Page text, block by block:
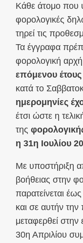
Κάθε άτομο που
φορολογικές
τηρεί τις
Τα έγγραφα
φορολογική αρχή
επόμενου έτους
κατά το
ημερομηνίες
έτσι ώστε η
της
η 31η Ιουλίου
Με υποστήριξη
βοήθειας στην
παρατείνεται
και σε αυτήν
μεταφερθεί
30η Απριλίου